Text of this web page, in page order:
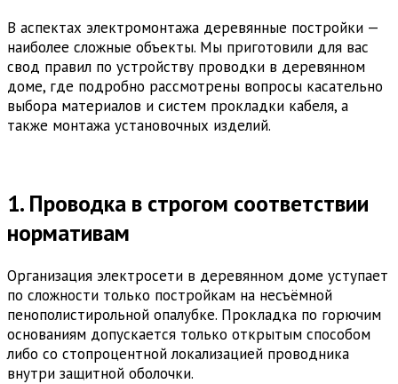
В аспектах электромонтажа деревянные постройки —
наиболее сложные объекты. Мы приготовили для вас
свод правил по устройству проводки в деревянном
доме, где подробно рассмотрены вопросы касательно
выбора материалов и систем прокладки кабеля, а
также монтажа установочных изделий.
1. Проводка в строгом соответствии
нормативам
Организация электросети в деревянном доме уступает
по сложности только постройкам на несъёмной
пенополистирольной опалубке. Прокладка по горючим
основаниям допускается только открытым способом
либо со стопроцентной локализацией проводника
внутри защитной оболочки.